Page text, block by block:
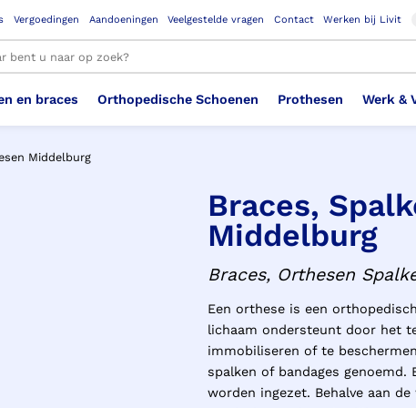
Vergoedingen Aandoeningen Veelgestelde vragen Contact Werken bij Livit
Therapeutisch Elastische
3D geprinte steunzolen
en braces
Pols
Orthopedische Schoenen
Orthopedische Schoenen OSA
Prothesen
Bovenbeenprothese
Hand & Vinger prothese
Werk &
Veiligheidsschoenen –
Middelburg
Braces,
Middelburg
Braces, Orthesen
Een orthese is een
lichaam ondersteunt door het
immobiliseren of te
spalken of bandages genoemd.
worden ingezet. Behalve aan